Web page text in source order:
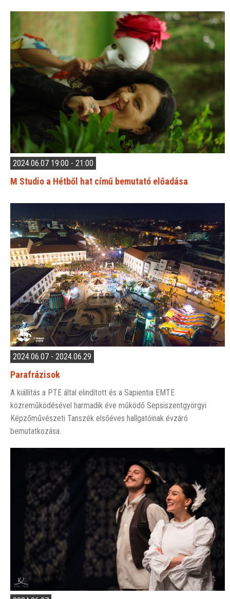
2024.06.07 19:00 - 21:00
M Studio a Hétből hat című bemutató előadása
2024.06.07 - 2024.06.29
Parafrázisok
A kiállítás a PTE által elindított és a Sapientia EMTE
közreműködésével harmadik éve működő Sepsiszentgyörgyi
Képzőművészeti Tanszék elsőéves hallgatóinak évzáró
bemutatkozása.